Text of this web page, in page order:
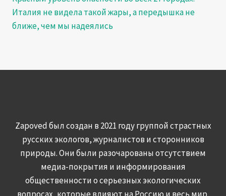
Италия не видела такой жары, а передышка не
ближе, чем мы надеялись
Zapoved был создан в 2021 году группой страстных
русских экологов, журналистов и сторонников
природы. Они были разочарованы отсутствием
медиа-покрытия и информирования
общественности о серьезных экологических